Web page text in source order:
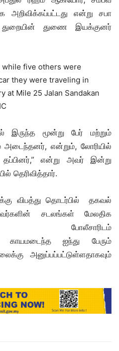
அறிவிக்கப்பட்டது என்று சபா
துறையின் துணை இயக்குனர்
இருந்த மூன்று பேர் மற்றும்
அடைந்தனர், என்றும், லோரியில்
தப்பினர்,” என்று அவர் இன்று
தெரிவித்தார்.
விபத்து தொடர்பில் தகவல்
சடலங்கள் மேலதிக
போலீசாரிடம்
காயமடைந்த ஐந்து பேரும்
அனுப்பப்பட்டுள்ளதாகவும்